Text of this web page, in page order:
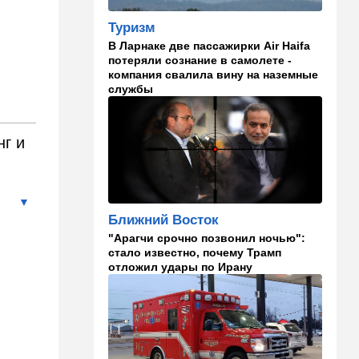
и
06:40 Туризм
Какие авиакомпании
кто снова отменил рейсы
05:00 Транспорт
Кто лучше - "китайцы",
"корейцы" или "японцы"?
Разбираемся
Израиль
Погода в Израиле на
пятницу, 7 августа
00:33 Израиль
12 канал: план смены власти
в Иране провалился, и
Роман Гофман меняет людей
в "Мосаде"
00:07 Израиль
Стало известно, кому
Туризм
В Ларнаке две пассажирки Air Haifa
потеряли сознание в самолете -
компания свалила вину на наземные
службы
Ближний Восток
"Арагчи срочно позвонил ночью":
стало известно, почему Трамп
отложил удары по Ирану